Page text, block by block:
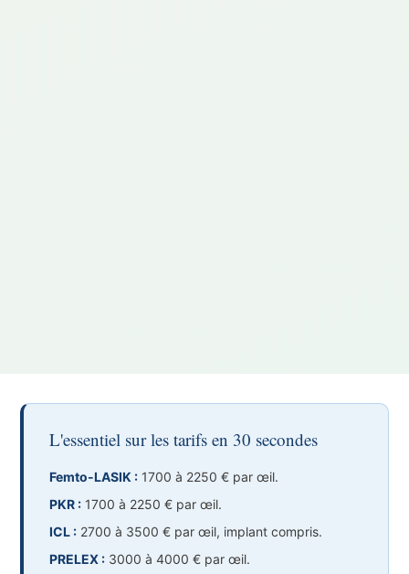
L'essentiel sur les tarifs en 30 secondes
Femto-LASIK : 1700 à 2250 € par œil.
PKR : 1700 à 2250 € par œil.
ICL : 2700 à 3500 € par œil, implant compris.
PRELEX : 3000 à 4000 € par œil.